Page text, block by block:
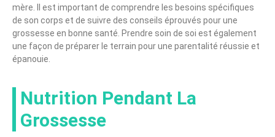
mère. Il est important de comprendre les besoins spécifiques
de son corps et de suivre des conseils éprouvés pour une
grossesse en bonne santé. Prendre soin de soi est également
une façon de préparer le terrain pour une parentalité réussie et
épanouie.
Nutrition Pendant La
Grossesse